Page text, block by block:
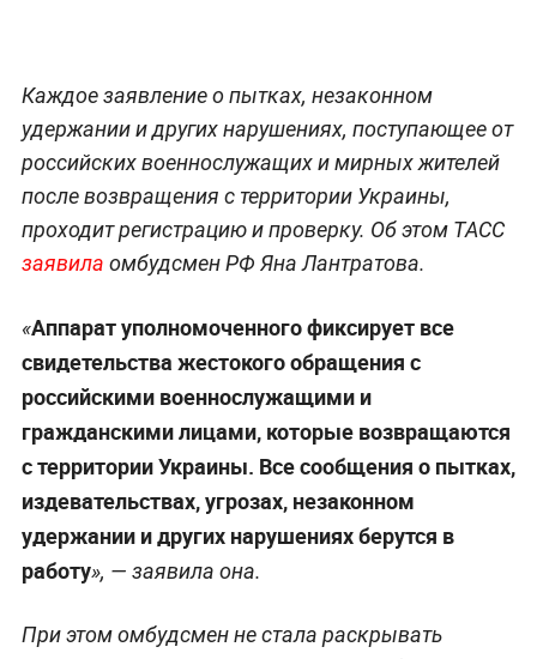
Каждое заявление о пытках, незаконном
удержании и других нарушениях, поступающее от
российских военнослужащих и мирных жителей
после возвращения с территории Украины,
проходит регистрацию и проверку. Об этом ТАСС
заявила омбудсмен РФ Яна Лантратова.
«Аппарат уполномоченного фиксирует все
свидетельства жестокого обращения с
российскими военнослужащими и
гражданскими лицами, которые возвращаются
с территории Украины. Все сообщения о пытках,
издевательствах, угрозах, незаконном
удержании и других нарушениях берутся в
работу», — заявила она.
При этом омбудсмен не стала раскрывать